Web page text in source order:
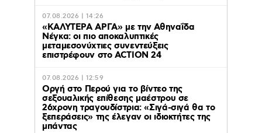
07.08.2026 | 14:26
«ΚΑΛΥΤΕΡΑ ΑΡΓΑ» με την Αθηναΐδα
Νέγκα: οι πιο αποκαλυπτικές
μεταμεσονύχτιες συνεντεύξεις
επιστρέφουν στο ACTION 24
07.08.2026 | 12:59
Οργή στο Περού για το βίντεο της
σεξουαλικής επίθεσης μαέστρου σε
26χρονη τραγουδίστρια: «Σιγά-σιγά θα το
ξεπεράσεις» της έλεγαν οι ιδιοκτήτες της
μπάντας